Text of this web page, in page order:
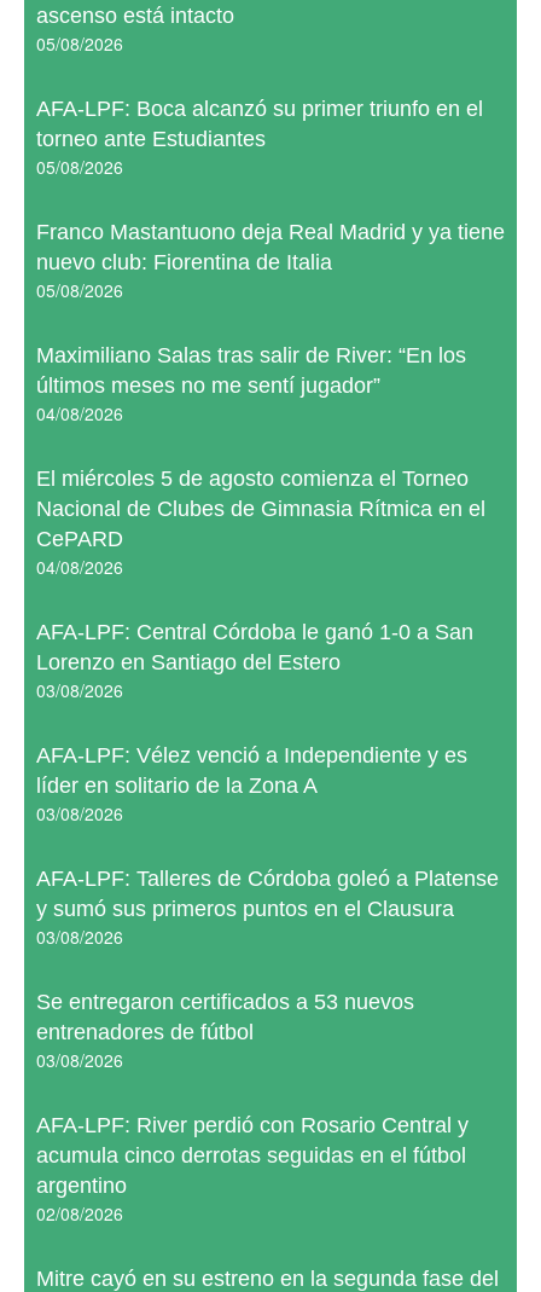
ascenso está intacto
05/08/2026
AFA-LPF: Boca alcanzó su primer triunfo en el
torneo ante Estudiantes
05/08/2026
Franco Mastantuono deja Real Madrid y ya tiene
nuevo club: Fiorentina de Italia
05/08/2026
Maximiliano Salas tras salir de River: “En los
últimos meses no me sentí jugador”
04/08/2026
El miércoles 5 de agosto comienza el Torneo
Nacional de Clubes de Gimnasia Rítmica en el
CePARD
04/08/2026
AFA-LPF: Central Córdoba le ganó 1-0 a San
Lorenzo en Santiago del Estero
03/08/2026
AFA-LPF: Vélez venció a Independiente y es
líder en solitario de la Zona A
03/08/2026
AFA-LPF: Talleres de Córdoba goleó a Platense
y sumó sus primeros puntos en el Clausura
03/08/2026
Se entregaron certificados a 53 nuevos
entrenadores de fútbol
03/08/2026
AFA-LPF: River perdió con Rosario Central y
acumula cinco derrotas seguidas en el fútbol
argentino
02/08/2026
Mitre cayó en su estreno en la segunda fase del